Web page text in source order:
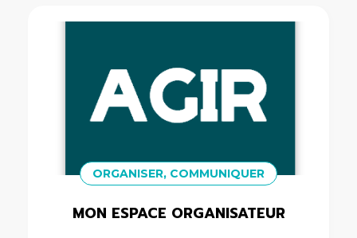
ORGANISER, COMMUNIQUER
MON ESPACE ORGANISATEUR